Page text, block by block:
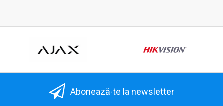
Abonează-te la newsletter